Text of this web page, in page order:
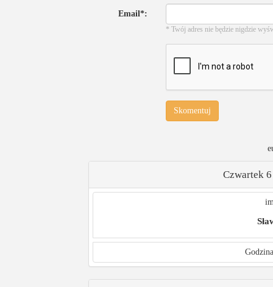
Email*:
* Twój adres nie będzie nigdzie
Skomentuj
Czwartek